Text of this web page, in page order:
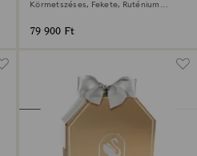
Körmetszéses, Fekete, Ruténium
79 900 Ft